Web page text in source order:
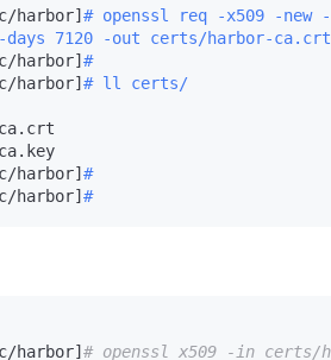
harbor] # openssl req -x509 -new
days 7120 -out certs/harbor-ca.crt
harbor] #
harbor] # ll certs/
harbor] #
harbor] #
harbor] # openssl x509 -in